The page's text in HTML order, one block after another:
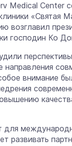
Medical Center
«Святая
возглавил
господин Ко
перспективы
внимание
для
развивать